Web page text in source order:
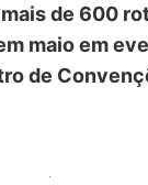
de 600
maio em
de